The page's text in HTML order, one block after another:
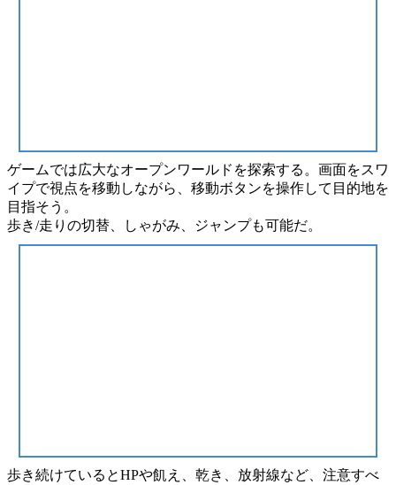
ゲームでは広大なオープンワールド を探索する。 画面をスワ
イプで視点を移動 しながら、移動ボタンを操作して 目的地を
目指そう。
歩き/走り の切替、 しゃがみ、ジャンプも可能だ。
歩き続けているとHPや飢え、乾き、放射線など、 注意すべ